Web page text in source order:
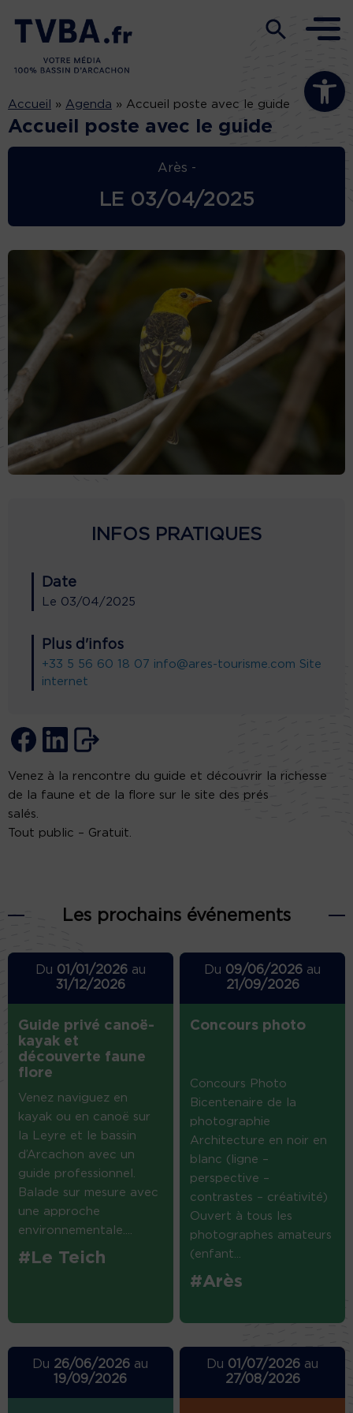
Ouvrir la
Accueil » Agenda » Accueil poste avec le guide
Accueil poste avec le guide
Arès -
LE 03/04/2025
INFOS PRATIQUES
Date
Le 03/04/2025
Plus d'infos
+33 5 56 60 18 07 info@ares-tourisme.com Site
internet
Venez à la rencontre du guide et découvrir la richesse
de la faune et de la flore sur le site des prés
salés.
Tout public – Gratuit.
Les prochains événements
Du 01/01/2026au
31/12/2026
Guide privé canoë-
kayak et
découverte faune
flore
Venez naviguez en
kayak ou en canoë sur
la Leyre et le bassin
d’Arcachon avec un
guide professionnel.
Balade sur mesure avec
une approche
environnementale....
#Le Teich
Du 09/06/2026 au
21/09/2026
Concours photo
Concours Photo
Bicentenaire de la
photographie
Architecture en noir en
blanc (ligne –
perspective –
contrastes – créativité)
Ouvert à tous les
photographes amateurs
(enfant...
#Arès
Du 26/06/2026 au
19/09/2026
Du 01/07/2026 au
27/08/2026